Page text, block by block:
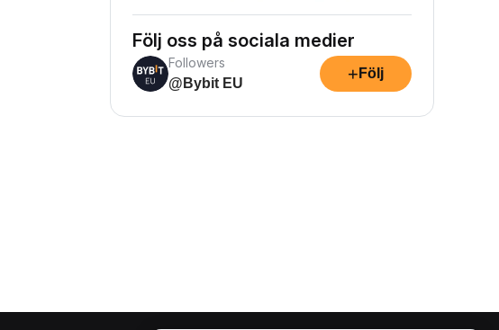
Följ oss på sociala medier
Followers
@Bybit EU
+ Följ